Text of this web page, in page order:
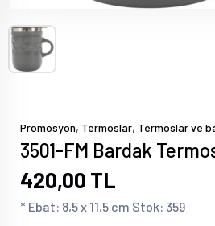
Promosyon, Termoslar, Termoslar ve
3501-FM Bardak
420,00 TL
* Ebat: 8,5 x 11,5 cm Stok: 359